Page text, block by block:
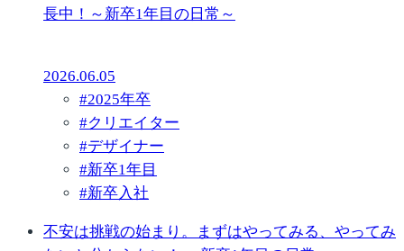
長中！～新卒1年目の日常～
2026.06.05
#2025年卒
#クリエイター
#デザイナー
#新卒1年目
#新卒入社
不安は挑戦の始まり。まずはやってみる、やってみ